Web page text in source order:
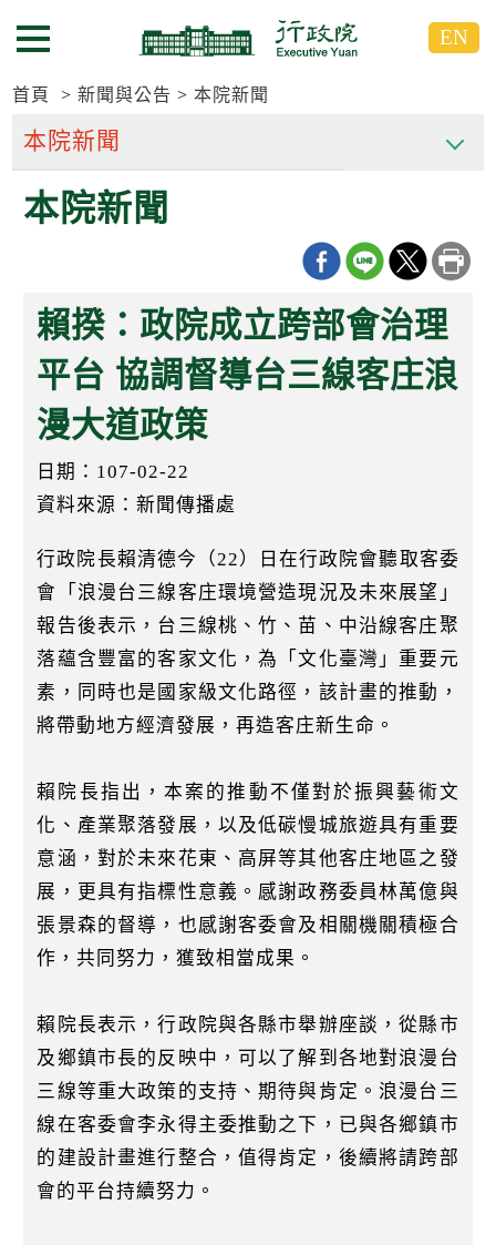
到
要
區
到
要
區
選單按鈕 EN
首頁 新聞與公告 本院新聞
本院新聞
賴揆：政院成立跨部會治理
平台 協調督導台三線客庄浪
漫大道政策
日期：107-02-22
資料來源：新聞傳播處
行政院長賴清德今（22）日在行政院會聽取客委
會「浪漫台三線客庄環境營造現況及未來展望」
報告後表示，台三線桃、竹、苗、中沿線客庄聚
落蘊含豐富的客家文化，為「文化臺灣」重要元
素，同時也是國家級文化路徑，該計畫的推動，
將帶動地方經濟發展，再造客庄新生命。
賴院長指出，本案的推動不僅對於振興藝術文
化、產業聚落發展，以及低碳慢城旅遊具有重要
意涵，對於未來花東、高屏等其他客庄地區之發
展，更具有指標性意義。感謝政務委員林萬億與
張景森的督導，也感謝客委會及相關機關積極合
作，共同努力，獲致相當成果。
賴院長表示，行政院與各縣市舉辦座談，從縣市
及鄉鎮市長的反映中，可以了解到各地對浪漫台
三線等重大政策的支持、期待與肯定。浪漫台三
線在客委會李永得主委推動之下，已與各鄉鎮市
的建設計畫進行整合，值得肯定，後續將請跨部
會的平台持續努力。